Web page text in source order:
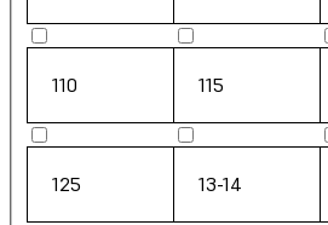
110 115
125 13-14